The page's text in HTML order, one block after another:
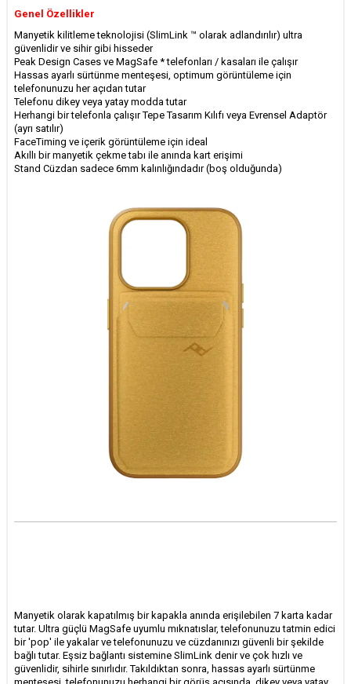
Genel Özellikler
Manyetik kilitleme teknolojisi (SlimLink ™ olarak adlandırılır) ultra
güvenlidir ve sihir gibi hisseder
Peak Design Cases ve MagSafe * telefonları / kasaları ile çalışır
Hassas ayarlı sürtünme menteşesi, optimum görüntüleme için
telefonunuzu her açıdan tutar
Telefonu dikey veya yatay modda tutar
Herhangi bir telefonla çalışır Tepe Tasarım Kılıfı veya Evrensel Adaptör
(ayrı satılır)
FaceTiming ve içerik görüntüleme için ideal
Akıllı bir manyetik çekme tabı ile anında kart erişimi
Stand Cüzdan sadece 6mm kalınlığındadır (boş olduğunda)
Manyetik olarak kapatılmış bir kapakla anında erişilebilen 7 karta kadar
tutar. Ultra güçlü MagSafe uyumlu mıknatıslar, telefonunuzu tatmin edici
bir 'pop' ile yakalar ve telefonunuzu ve cüzdanınızı güvenli bir şekilde
bağlı tutar. Eşsiz bağlantı sistemine SlimLink denir ve çok hızlı ve
güvenlidir, sihirle sınırlıdır. Takıldıktan sonra, hassas ayarlı sürtünme